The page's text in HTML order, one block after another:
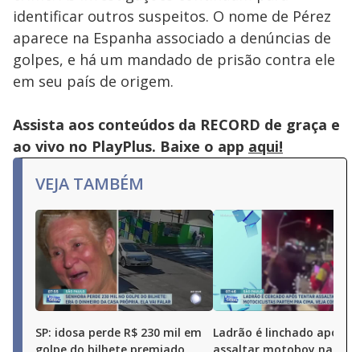
identificar outros suspeitos. O nome de Pérez
aparece na Espanha associado a denúncias de
golpes, e há um mandado de prisão contra ele
em seu país de origem.
Assista aos conteúdos da RECORD de graça e
ao vivo no PlayPlus. Baixe o app aqui!
VEJA TAMBÉM
SP: idosa perde R$ 230 mil em
Ladrão é linchado após